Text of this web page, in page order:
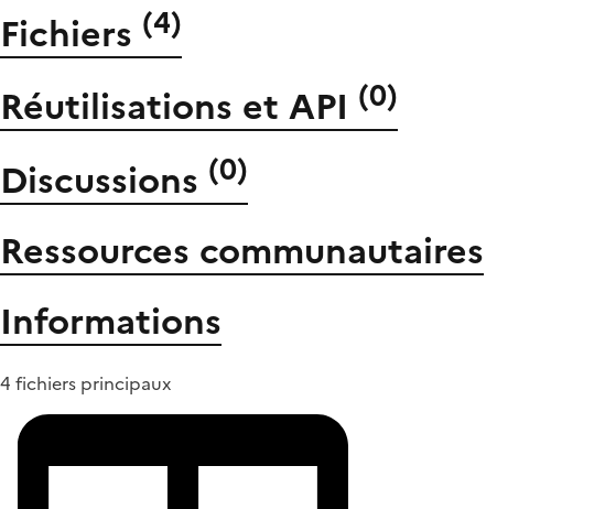
Fichiers (4)
Réutilisations et API (0)
Discussions (0)
Ressources communautaires
Informations
4 fichiers principaux